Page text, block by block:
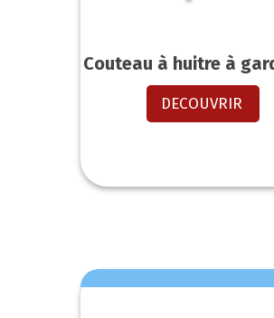
Couteau à huitre à
DECOUVRIR